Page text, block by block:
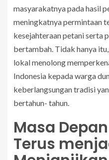
masyarakatnya pada hasil
meningkatnya permintaan
kesejahteraan petani serta
bertambah. Tidak hanya
lokal menolong
Indonesia kepada warga
keberlangsungan tradisi
bertahun- tahun.
Masa
Terus